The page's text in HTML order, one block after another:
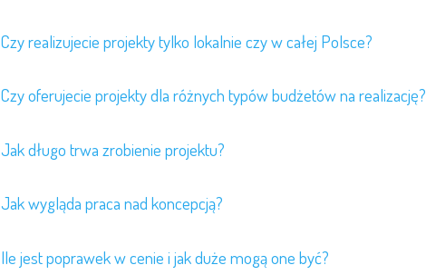
Czy realizujecie projekty tylko lokalnie czy w całej Polsce?
Czy oferujecie projekty dla różnych typów budżetów na realizację?
Jak długo trwa zrobienie projektu?
Jak wygląda praca nad koncepcją?
Ile jest poprawek w cenie i jak duże mogą one być?